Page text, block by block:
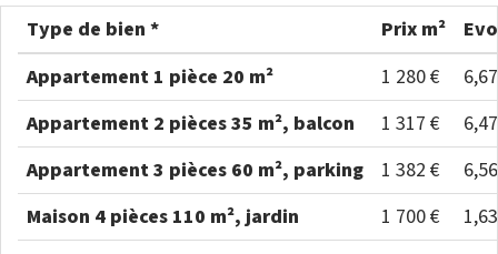
Type de bien * Prix m²
Appartement 1 pièce 20 m²
1 280 €
Appartement 2 pièces 35 m², balcon
1 317 €
Appartement 3 pièces 60 m², parking
1 382 €
Maison 4 pièces 110 m², jardin
1 700 €